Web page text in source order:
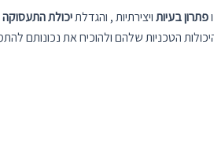
פתרון בעיותויצירתיות , והגדלתיכולתהתעסוקה